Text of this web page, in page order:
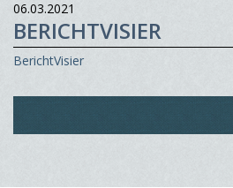
06.03.2021
BERICHTVISIER
BerichtVisier